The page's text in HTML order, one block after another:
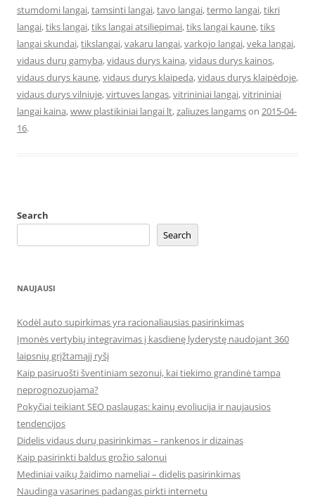
stumdomi langai,tamsinti langai,tavo langai,termo langai,tikri
langai,tiks langai,tiks langai atsiliepimai,tiks langai kaune,tiks
langai skundai,tikslangai,vakaru langai,varkojo langai,veka langai,
vidaus durų gamyba,vidaus durys kaina,vidaus durys kainos,
vidaus durys kaune,vidaus durys klaipeda,vidaus durys klaipėdoje,
vidaus durys vilniuje,virtuves langas,vitrininiai langai,vitrininiai
langai kaina,www plastikiniai langai lt,zaliuzes langamson 2015-04-
16.
Search
Search
NAUJAUSI
Kodėl auto supirkimas yra racionaliausias pasirinkimas
Įmonės vertybių integravimas į kasdienę lyderystę naudojant 360
laipsnių grįžtamąjį ryšį
Kaip pasiruošti šventiniam sezonui, kai tiekimo grandinė tampa
neprognozuojama?
Pokyčiai teikiant SEO paslaugas: kainų evoliucija ir naujausios
tendencijos
Didelis vidaus durų pasirinkimas – rankenos ir dizainas
Kaip pasirinkti baldus grožio salonui
Mediniai vaikų žaidimo nameliai – didelis pasirinkimas
Naudinga vasarines padangas pirkti internetu